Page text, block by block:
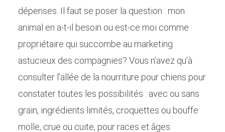
dépenses. Il faut se poser la question : mon
animal en a-t-il besoin ou est-ce moi comme
propriétaire qui succombe au marketing
astucieux des compagnies? Vous n’avez qu’à
consulter l’allée de la nourriture pour chiens pour
constater toutes les possibilités : avec ou sans
grain, ingrédients limités, croquettes ou bouffe
molle, crue ou cuite, pour races et âges